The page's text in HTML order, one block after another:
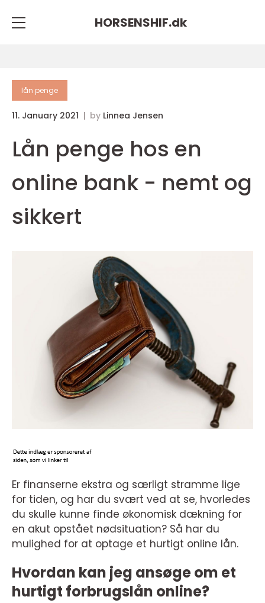
HORSENSHIF.dk
lån penge
11. January 2021 by Linnea Jensen
Lån penge hos en
online bank - nemt og
sikkert
Er finanserne ekstra og særligt stramme lige
for tiden, og har du svært ved at se, hvorledes
du skulle kunne finde økonomisk dækning for
en akut opstået nødsituation? Så har du
mulighed for at optage et hurtigt online lån.
Hvordan kan jeg ansøge om et
hurtigt forbrugslån online?